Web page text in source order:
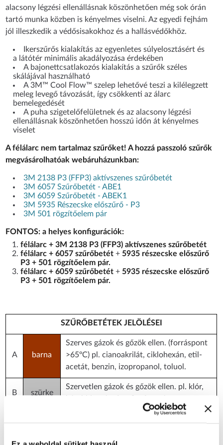
alacsony légzési ellenállásnak köszönhetően még sok órán
tartó munka közben is kényelmes viselni. Az egyedi fejhám
jól illeszkedik a védősisakokhoz és a hallásvédőkhöz.
Ikerszűrős kialakítás az egyenletes súlyelosztásért és
a látótér minimális akadályozása érdekében
A bajonettcsatlakozós kialakítás a szűrők széles
skálájával használható
A 3M™ Cool Flow™ szelep lehetővé teszi a kilélegzett
meleg levegő távozását, így csökkenti az álarc
bemelegedését
A puha szigetelőfelületnek és az alacsony légzési
ellenállásnak köszönhetően hosszú időn át kényelmes
viselet
A félálarc nem tartalmaz szűrőket! A hozzá passzoló szűrők
megvásárolhatóak webáruházunkban:
3M 2138 P3 (FFP3) aktívszenes szűrőbetét
3M 6057 Szűrőbetét - ABE1
3M 6059 Szűrőbetét - ABEK1
3M 5935 Részecske előszűrő - P3
3M 501 rögzítőelem pár
FONTOS: a helyes konfigurációk:
félálarc + 3M 2138 P3 (FFP3) aktívszenes szűrőbetét
félálarc + 6057 szűrőbetét + 5935 részecske előszűrő
P3 + 501 rögzítőelem pár.
félálarc + 6059 szűrőbetét+ 5935 részecske előszűrő
P3 + 501 rögzítőelem pár.
SZŰRŐBETÉTEK JELÖLÉSEI
A barna
Szerves gázok és gőzök ellen. (forráspont
>65ºC) pl. cianoakrilát, ciklohexán, etil-
acetát, benzin, izopropanol, toluol.
B szürke
Szervetlen gázok és gőzök ellen. pl. klór,
E sárga